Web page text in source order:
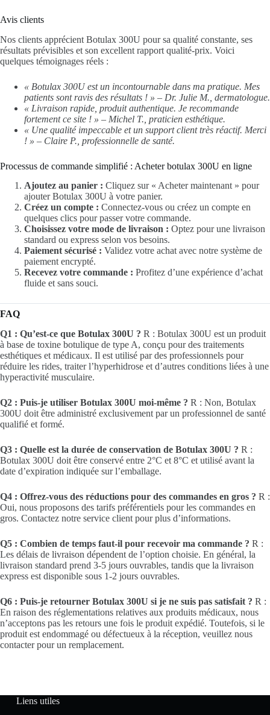
Avis clients
Nos clients apprécient Botulax 300U pour sa qualité constante, ses
résultats prévisibles et son excellent rapport qualité-prix. Voici
quelques témoignages réels :
« Botulax 300U est un incontournable dans ma pratique. Mes
patients sont ravis des résultats ! » – Dr. Julie M., dermatologue.
« Livraison rapide, produit authentique. Je recommande
fortement ce site ! » – Michel T., praticien esthétique.
« Une qualité impeccable et un support client très réactif. Merci
! » – Claire P., professionnelle de santé.
Processus de commande simplifié : Acheter botulax 300U en ligne
Ajoutez au panier : Cliquez sur « Acheter maintenant » pour
ajouter Botulax 300U à votre panier.
Créez un compte : Connectez-vous ou créez un compte en
quelques clics pour passer votre commande.
Choisissez votre mode de livraison : Optez pour une livraison
standard ou express selon vos besoins.
Paiement sécurisé : Validez votre achat avec notre système de
paiement encrypté.
Recevez votre commande : Profitez d’une expérience d’achat
fluide et sans souci.
FAQ
Q1 : Qu’est-ce que Botulax 300U ? R : Botulax 300U est un produit
à base de toxine botulique de type A, conçu pour des traitements
esthétiques et médicaux. Il est utilisé par des professionnels pour
réduire les rides, traiter l’hyperhidrose et d’autres conditions liées à une
hyperactivité musculaire.
Q2 : Puis-je utiliser Botulax 300U moi-même ? R : Non, Botulax
300U doit être administré exclusivement par un professionnel de santé
qualifié et formé.
Q3 : Quelle est la durée de conservation de Botulax 300U ? R :
Botulax 300U doit être conservé entre 2°C et 8°C et utilisé avant la
date d’expiration indiquée sur l’emballage.
Q4 : Offrez-vous des réductions pour des commandes en gros ? R :
Oui, nous proposons des tarifs préférentiels pour les commandes en
gros. Contactez notre service client pour plus d’informations.
Q5 : Combien de temps faut-il pour recevoir ma commande ? R :
Les délais de livraison dépendent de l’option choisie. En général, la
livraison standard prend 3-5 jours ouvrables, tandis que la livraison
express est disponible sous 1-2 jours ouvrables.
Q6 : Puis-je retourner Botulax 300U si je ne suis pas satisfait ? R :
En raison des réglementations relatives aux produits médicaux, nous
n’acceptons pas les retours une fois le produit expédié. Toutefois, si le
produit est endommagé ou défectueux à la réception, veuillez nous
contacter pour un remplacement.
Liens utiles